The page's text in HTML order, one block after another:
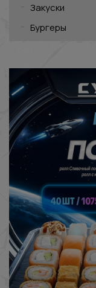
Закуски
Бургеры